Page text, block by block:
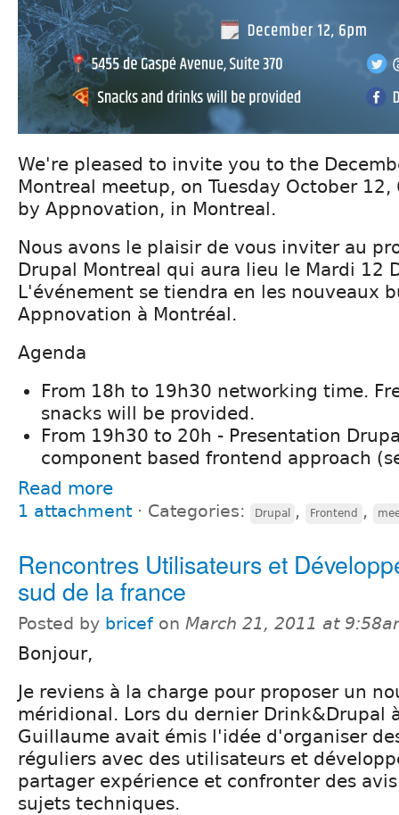
We're pleased to invite you to the
Montreal meetup, on Tuesday October
by Appnovation, in Montreal.
Nous avons le plaisir de vous inviter au
Drupal Montreal qui aura lieu le Mardi 12
L'événement se tiendra en les nouveaux
Appnovation à Montréal.
Agenda
From 18h to 19h30 networking time.
snacks will be provided.
From 19h30 to 20h - Presentation
component based frontend approach
Read more
1 attachment ⋅ Categories: Drupal , Frontend ,
Rencontres Utilisateurs et
sud de la france
Posted by bricef on March 21, 2011 at
Bonjour,
Je reviens à la charge pour proposer un
méridional. Lors du dernier Drink&Drupal
Guillaume avait émis l'idée d'organiser
réguliers avec des utilisateurs et
partager expérience et confronter des
sujets techniques.